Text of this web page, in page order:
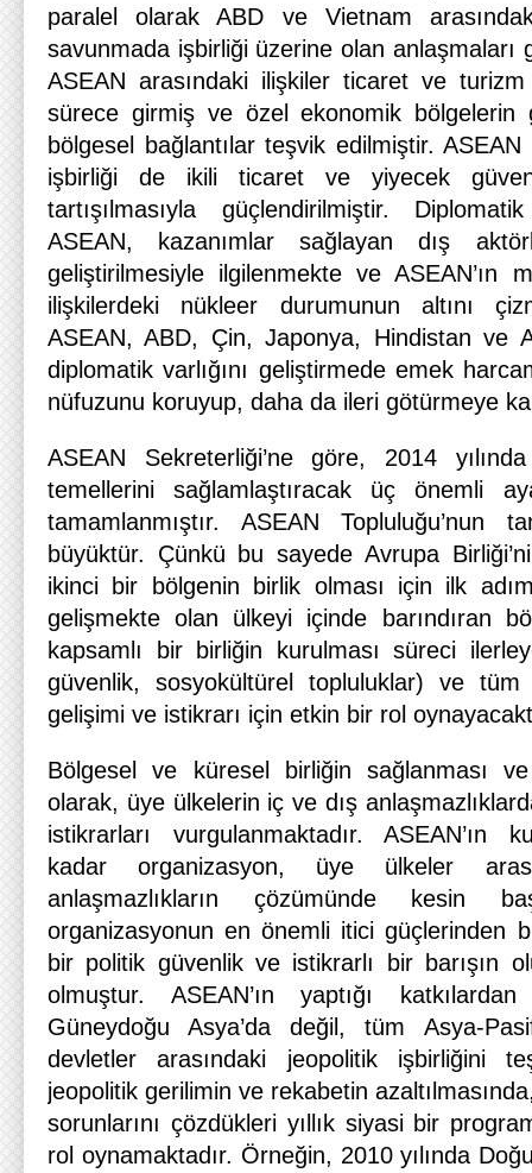
paralel olarak ABD ve Vietnam
savunmada işbirliği üzerine olan anlaşmaları
ASEAN arasındaki ilişkiler ticaret ve turizm
sürece girmiş ve özel ekonomik bölgelerin
bölgesel bağlantılar teşvik edilmiştir.
işbirliği de ikili ticaret ve yiyecek
tartışılmasıyla güçlendirilmiştir.
ASEAN, kazanımlar sağlayan dış
geliştirilmesiyle ilgilenmekte ve ASEAN’ın
ilişkilerdeki nükleer durumunun altını
ASEAN, ABD, Çin, Japonya, Hindistan ve
diplomatik varlığını geliştirmede emek
nüfuzunu koruyup, daha da ileri götürmeye
ASEAN Sekreterliği’ne göre, 2014
temellerini sağlamlaştıracak üç önemli
tamamlanmıştır. ASEAN Topluluğu’nun
büyüktür. Çünkü bu sayede Avrupa
ikinci bir bölgenin birlik olması için ilk
gelişmekte olan ülkeyi içinde barındıran
kapsamlı bir birliğin kurulması süreci
güvenlik, sosyokültürel topluluklar) ve tüm
gelişimi ve istikrarı için etkin bir rol
Bölgesel ve küresel birliğin sağlanması
olarak, üye ülkelerin iç ve dış
istikrarları vurgulanmaktadır. ASEAN’ın
kadar organizasyon, üye ülkeler
anlaşmazlıkların çözümünde kesin
organizasyonun en önemli itici güçlerinden
bir politik güvenlik ve istikrarlı bir barışın
olmuştur. ASEAN’ın yaptığı
Güneydoğu Asya’da değil, tüm Asya-
devletler arasındaki jeopolitik işbirliğini
jeopolitik gerilimin ve rekabetin
sorunlarını çözdükleri yıllık siyasi bir
rol oynamaktadır. Örneğin, 2010 yılında